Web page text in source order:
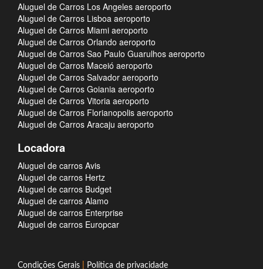
Aluguel de Carros Los Angeles aeroporto
Aluguel de Carros Lisboa aeroporto
Aluguel de Carros Miami aeroporto
Aluguel de Carros Orlando aeroporto
Aluguel de Carros Sao Paulo Guarulhos aeroporto
Aluguel de Carros Maceió aeroporto
Aluguel de Carros Salvador aeroporto
Aluguel de Carros Goiania aeroporto
Aluguel de Carros Vitoria aeroporto
Aluguel de Carros Florianopolis aeroporto
Aluguel de Carros Aracaju aeroporto
Locadora
Aluguel de carros Avis
Aluguel de carros Hertz
Aluguel de carros Budget
Aluguel de carros Alamo
Aluguel de carros Enterprise
Aluguel de carros Europcar
Condições Gerais Política de privacidade